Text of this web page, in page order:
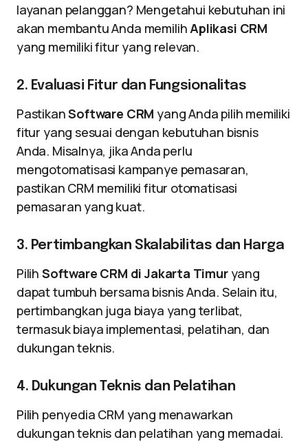
layanan pelanggan? Mengetahui kebutuhan ini
akan membantu Anda memilihAplikasi CRM
yang memiliki fitur yang relevan.
2. Evaluasi Fitur dan Fungsionalitas
PastikanSoftware CRM yang Anda pilih memiliki
fitur yang sesuai dengan kebutuhan bisnis
Anda. Misalnya, jika Anda perlu
mengotomatisasi kampanye pemasaran,
pastikan CRM memiliki fitur otomatisasi
pemasaran yang kuat.
3. Pertimbangkan Skalabilitas dan Harga
Pilih Software CRM di Jakarta Timuryang
dapat tumbuh bersama bisnis Anda. Selain itu,
pertimbangkan juga biaya yang terlibat,
termasuk biaya implementasi, pelatihan, dan
dukungan teknis.
4. Dukungan Teknis dan Pelatihan
Pilih penyedia CRM yang menawarkan
dukungan teknis dan pelatihan yang memadai.